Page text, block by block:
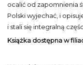
ocalić od zapomnienia
Polski wyjechać, i
i stali się integralną
Książka dostępna w